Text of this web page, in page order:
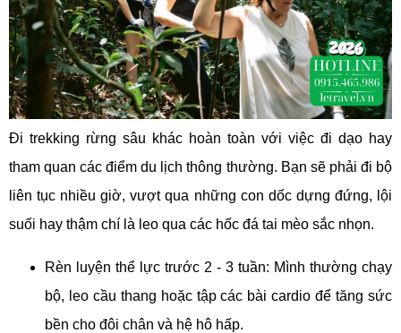
Đi trekking rừng sâu khác hoàn toàn với việc đi dạo hay
tham quan các điểm du lịch thông thường. Bạn sẽ phải đi bộ
liên tục nhiều giờ, vượt qua những con dốc dựng đứng, lội
suối hay thậm chí là leo qua các hốc đá tai mèo sắc nhọn.
Rèn luyện thể lực trước 2 - 3 tuần: Mình thường chạy
bộ, leo cầu thang hoặc tập các bài cardio để tăng sức
bền cho đôi chân và hệ hô hấp.